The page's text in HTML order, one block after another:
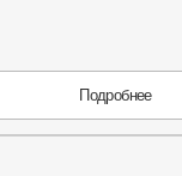
Подробнее